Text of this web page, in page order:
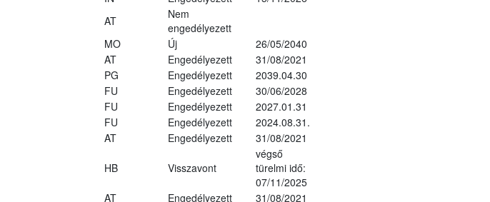
AT
Nem
engedélyezett
MO Új
26/05/2040
AT Engedélyezett
31/08/2021
PG Engedélyezett
2039.04.30
FU Engedélyezett
30/06/2028
FU Engedélyezett
2027.01.31
FU Engedélyezett
2024.08.31.
AT Engedélyezett 31/08/2021
HB Visszavont
végső
türelmi idő:
07/11/2025
AT Engedélyezett
31/08/2021